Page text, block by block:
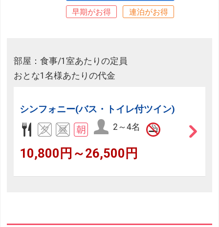
早期がお得
連泊がお得
部屋：食事/1室あたりの定員
おとな1名様あたりの代金
シンフォニー(バス・トイレ付ツイン)
2～4名
10,800円～26,500円